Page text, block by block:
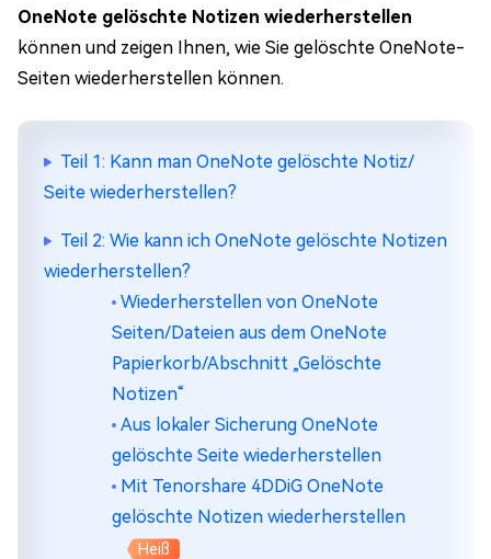
OneNote gelöschte Notizen wiederherstellen
können und zeigen Ihnen, wie Sie gelöschte OneNote-
Seiten wiederherstellen können.
Teil 1: Kann man OneNote gelöschte Notiz/
Seite wiederherstellen?
Teil 2: Wie kann ich OneNote gelöschte Notizen
wiederherstellen?
Wiederherstellen von OneNote
Seiten/Dateien aus dem OneNote
Papierkorb/Abschnitt „Gelöschte
Notizen“
Aus lokaler Sicherung OneNote
gelöschte Seite wiederherstellen
Mit Tenorshare 4DDiG OneNote
gelöschte Notizen wiederherstellen
Heiß